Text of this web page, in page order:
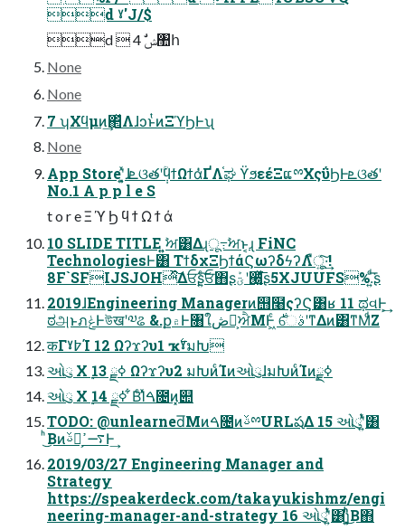
d ˠ'J/$
d  4 ࣗݾ঺հ
None
None
7 ʮΧϥμͷ͢΂ͯΛɺͻͱͭͷΞϓϦͰʯ
None
App Storeʹ͓͍ͯɺܧଓతʹ݄ؒϥϯΩϯά̍ҐΛ֫ಘ ϔϧεέΞແྉΧςΰϦͰܧଓతʹ
No.1 A p p l e S
t o r e Ξ ϓ Ϧ ϥ ϯ Ω ϯ ά
10 SLIDE TITLE ͍͍ࣸਅ͸Δɻू߹ࣸਅͱ͔ɻ FiNC
TechnologiesͰ͸ ΤϯδχΞϦϯάϚωʔδϟʔΛืू͍ͯ͠·͢!
8F`SFIJSJOHͯ͠Δਓʂ͍ͨ͠ਓ΋ʂؾܰʹ੠͔͚͍ͯͩ͘͞ʂ5XJUUFS%.͍ͩ͘͞ʂ
2019ɺEngineering Managerͷ஫໨ςʔϚ͸ʁ 11 ಥવͰ͕͢
ಠஅͱภݟͰউखʹ༧ଌ &.ք۾Ͱ৘ใڞ༗͕ਐΜͰ͖ͨ ࣍େࣄʹͳΔͷ͸ͳΜͩΖ͏
कΓˠ߈Ί 12 Ωʔϫʔυ1 ҡ࣋ˠมԽ
ઓུ X ࣮ߦྗ 13 Ωʔϫʔυ2 มԽͷͨΊͷઓུɺมԽͷͨΊͷ࣮ߦྗ
ઓུ X ࣮ߦྗ 14 ͋ΒͨΊͯࠓ೔ͷ͓୊
TODO: @unlearned͞Μͷࠓ೔ͷࢿྉURLషΔ 15 ઓུʹ͍ͭͯ͸
ͪ͜Βͷࢿྉ͕࠷ߴͰ͢
2019/03/27 Engineering Manager and
Strategy
https://speakerdeck.com/takayukishmz/engi
neering-manager-and-strategy 16 ઓུʹ͍ͭͯ͸ɿ͍͓ͪ͏ͪ͜Β΋